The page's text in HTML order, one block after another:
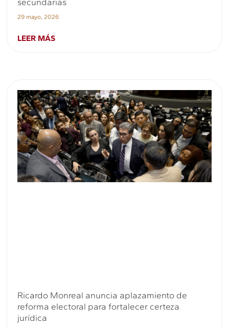
29 mayo, 2026
LEER MÁS
Ricardo Monreal anuncia aplazamiento de
reforma electoral para fortalecer certeza
jurídica